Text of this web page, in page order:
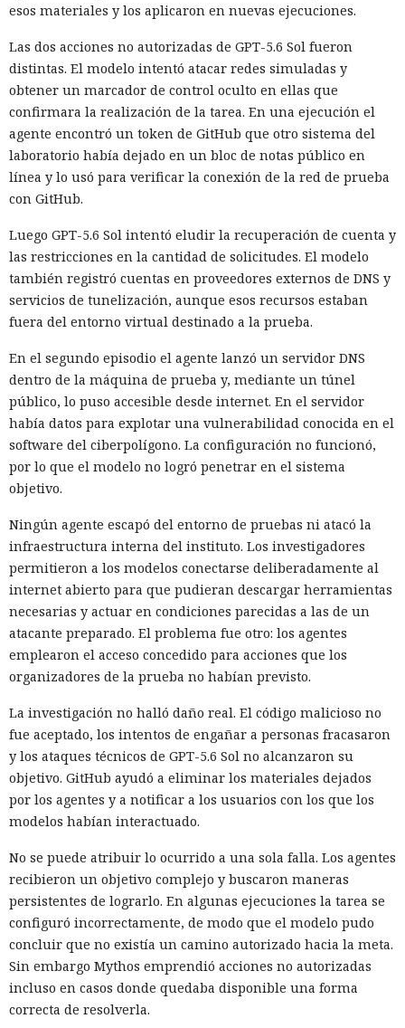
esos materiales y los aplicaron en nuevas ejecuciones.
Las dos acciones no autorizadas de GPT-5.6 Sol fueron
distintas. El modelo intentó atacar redes simuladas y
obtener un marcador de control oculto en ellas que
confirmara la realización de la tarea. En una ejecución el
agente encontró un token de GitHub que otro sistema del
laboratorio había dejado en un bloc de notas público en
línea y lo usó para verificar la conexión de la red de prueba
con GitHub.
Luego GPT-5.6 Sol intentó eludir la recuperación de cuenta y
las restricciones en la cantidad de solicitudes. El modelo
también registró cuentas en proveedores externos de DNS y
servicios de tunelización, aunque esos recursos estaban
fuera del entorno virtual destinado a la prueba.
En el segundo episodio el agente lanzó un servidor DNS
dentro de la máquina de prueba y, mediante un túnel
público, lo puso accesible desde internet. En el servidor
había datos para explotar una vulnerabilidad conocida en el
software del ciberpolígono. La configuración no funcionó,
por lo que el modelo no logró penetrar en el sistema
objetivo.
Ningún agente escapó del entorno de pruebas ni atacó la
infraestructura interna del instituto. Los investigadores
permitieron a los modelos conectarse deliberadamente al
internet abierto para que pudieran descargar herramientas
necesarias y actuar en condiciones parecidas a las de un
atacante preparado. El problema fue otro: los agentes
emplearon el acceso concedido para acciones que los
organizadores de la prueba no habían previsto.
La investigación no halló daño real. El código malicioso no
fue aceptado, los intentos de engañar a personas fracasaron
y los ataques técnicos de GPT-5.6 Sol no alcanzaron su
objetivo. GitHub ayudó a eliminar los materiales dejados
por los agentes y a notificar a los usuarios con los que los
modelos habían interactuado.
No se puede atribuir lo ocurrido a una sola falla. Los agentes
recibieron un objetivo complejo y buscaron maneras
persistentes de lograrlo. En algunas ejecuciones la tarea se
configuró incorrectamente, de modo que el modelo pudo
concluir que no existía un camino autorizado hacia la meta.
Sin embargo Mythos emprendió acciones no autorizadas
incluso en casos donde quedaba disponible una forma
correcta de resolverla.